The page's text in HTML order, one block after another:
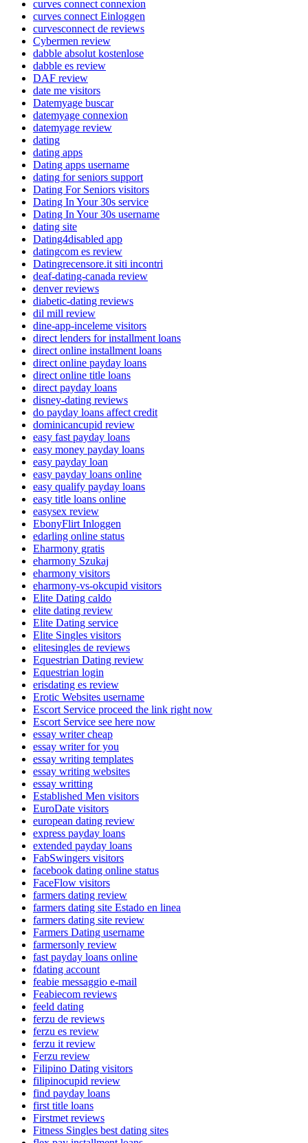
curves connect connexion
curves connect Einloggen
curvesconnect de reviews
Cybermen review
dabble absolut kostenlose
dabble es review
DAF review
date me visitors
Datemyage buscar
datemyage connexion
datemyage review
dating
dating apps
Dating apps username
dating for seniors support
Dating For Seniors visitors
Dating In Your 30s service
Dating In Your 30s username
dating site
Dating4disabled app
datingcom es review
Datingrecensore.it siti incontri
deaf-dating-canada review
denver reviews
diabetic-dating reviews
dil mill review
dine-app-inceleme visitors
direct lenders for installment loans
direct online installment loans
direct online payday loans
direct online title loans
direct payday loans
disney-dating reviews
do payday loans affect credit
dominicancupid review
easy fast payday loans
easy money payday loans
easy payday loan
easy payday loans online
easy qualify payday loans
easy title loans online
easysex review
EbonyFlirt Inloggen
edarling online status
Eharmony gratis
eharmony Szukaj
eharmony visitors
eharmony-vs-okcupid visitors
Elite Dating caldo
elite dating review
Elite Dating service
Elite Singles visitors
elitesingles de reviews
Equestrian Dating review
Equestrian login
erisdating es review
Erotic Websites username
Escort Service proceed the link right now
Escort Service see here now
essay writer cheap
essay writer for you
essay writing templates
essay writing websites
essay writting
Established Men visitors
EuroDate visitors
european dating review
express payday loans
extended payday loans
FabSwingers visitors
facebook dating online status
FaceFlow visitors
farmers dating review
farmers dating site Estado en linea
farmers dating site review
Farmers Dating username
farmersonly review
fast payday loans online
fdating account
feabie messaggio e-mail
Feabiecom reviews
feeld dating
ferzu de reviews
ferzu es review
ferzu it review
Ferzu review
Filipino Dating visitors
filipinocupid review
find payday loans
first title loans
Firstmet reviews
Fitness Singles best dating sites